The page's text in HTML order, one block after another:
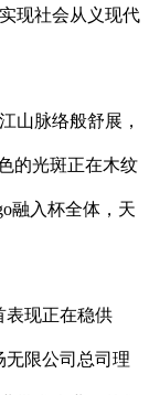
现社会从义现代
脉络般舒展，
的光斑正在木纹
融入杯全体，天
现正在稳供
无限公司总司理